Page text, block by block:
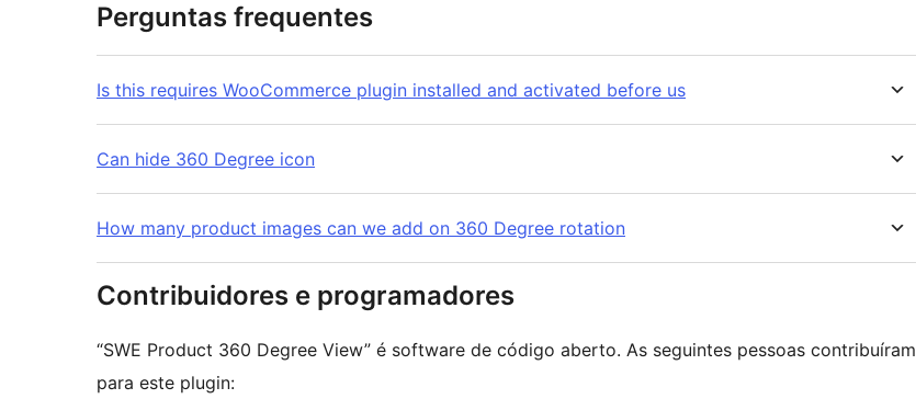
Perguntas frequentes
Is this requires WooCommerce plugin installed and activated before us
Can hide 360 Degree icon
How many product images can we add on 360 Degree rotation
Contribuidores e programadores
“SWE Product 360 Degree View” é software de código aberto. As seguintes pessoas contribuíram
para este plugin: